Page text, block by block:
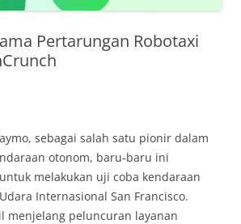
Pertarungan Robotaxi
sebagai salah satu pionir dalam
otonom, baru-baru ini
melakukan uji coba kendaraan
Internasional San Francisco.
menjelang peluncuran layanan